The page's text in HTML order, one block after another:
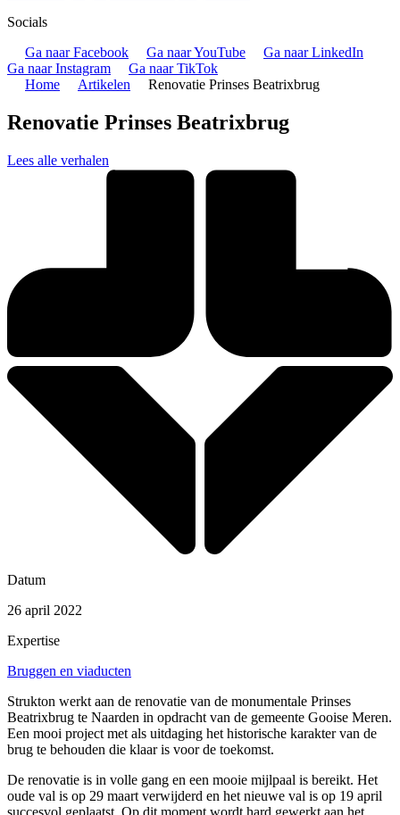
Socials
Ga naar Facebook
Ga naar YouTube
Ga naar LinkedIn
Ga naar Instagram
Ga naar TikTok
Home
Artikelen Renovatie Prinses Beatrixbrug
Renovatie Prinses Beatrixbrug
Lees alle verhalen
Datum
26 april 2022
Expertise
Bruggen en viaducten
Strukton werkt aan de renovatie van de monumentale Prinses
Beatrixbrug te Naarden in opdracht van de gemeente Gooise Meren.
Een mooi project met als uitdaging het historische karakter van de
brug te behouden die klaar is voor de toekomst.
De renovatie is in volle gang en een mooie mijlpaal is bereikt. Het
oude val is op 29 maart verwijderd en het nieuwe val is op 19 april
succesvol geplaatst. Op dit moment wordt hard gewerkt aan het